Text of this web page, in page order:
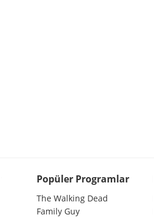
Popüler Programlar
The Walking Dead
Family Guy